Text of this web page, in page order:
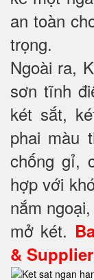
an toàn
trọng.
Ngoài ra,
sơn tĩnh
két sắt,
phai màu
chống gỉ,
hợp với
nắm
mở két.
&